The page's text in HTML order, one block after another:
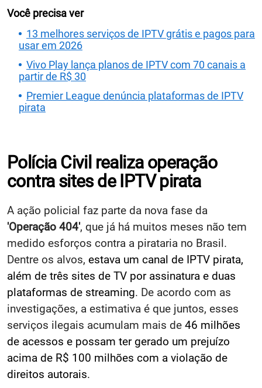
Você precisa ver
13 melhores serviços de IPTV grátis e pagos para
usar em 2026
Vivo Play lança planos de IPTV com 70 canais a
partir de R$ 30
Premier League denúncia plataformas de IPTV
pirata
Polícia Civil realiza operação
contra sites de IPTV pirata
A ação policial faz parte da nova fase da
'Operação 404', que já há muitos meses não tem
medido esforços contra a pirataria no Brasil.
Dentre os alvos, estava um canal de IPTV pirata,
além de três sites de TV por assinatura e duas
plataformas de streaming. De acordo com as
investigações, a estimativa é que juntos, esses
serviços ilegais acumulam mais de 46 milhões
de acessos e possam ter gerado um prejuízo
acima de R$ 100 milhões com a violação de
direitos autorais.